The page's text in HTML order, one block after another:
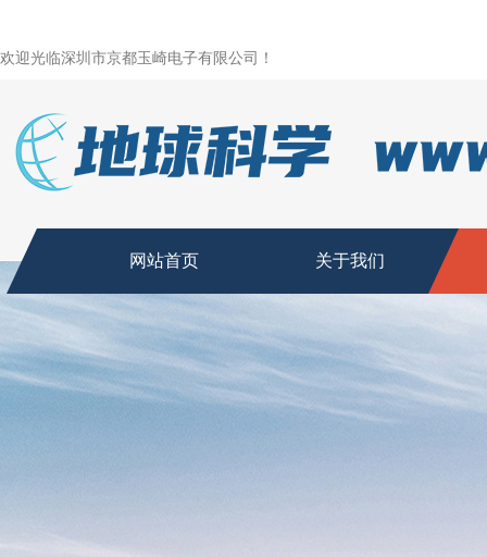
欢迎光临深圳市京都玉崎电子有限公司！
网站首页 关于我们